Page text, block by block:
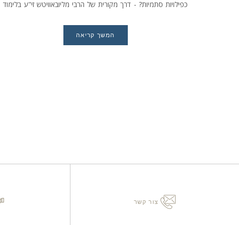
כפילויות סתמיות? - דרך מקורית של הרבי מליובאוויטש זי"ע בלימוד
המשך קריאה
צור קשר